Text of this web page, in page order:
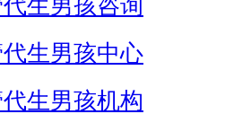
生男孩咨询
生男孩中心
生男孩机构